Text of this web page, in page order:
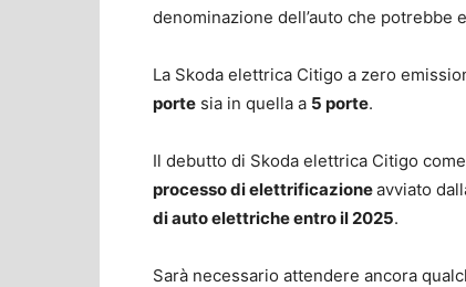
denominazione dell’auto che potrebbe
La Skoda elettrica Citigo a zero
porte sia in quella a 5 porte.
Il debutto di Skoda elettrica Citigo
processo di elettrificazioneavviato
di auto elettriche entro il 2025.
Sarà necessario attendere ancora